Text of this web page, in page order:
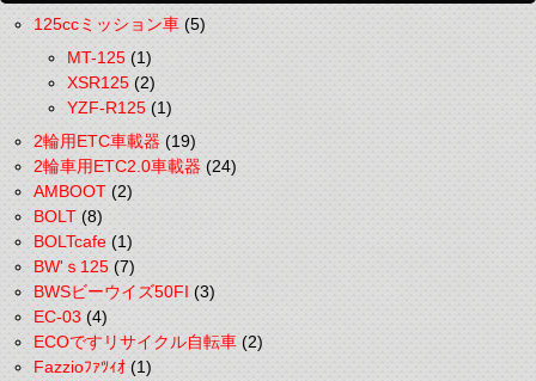
125ccミッション車(5)
MT-125(1)
XSR125(2)
YZF-R125(1)
2輪用ETC車載器(19)
2輪車用ETC2.0車載器(24)
AMBOOT(2)
BOLT(8)
BOLTcafe(1)
BW'ｓ125(7)
BWSビーウイズ50FI(3)
EC-03(4)
ECOですリサイクル自転車(2)
Fazzioﾌｧﾂｨｵ(1)